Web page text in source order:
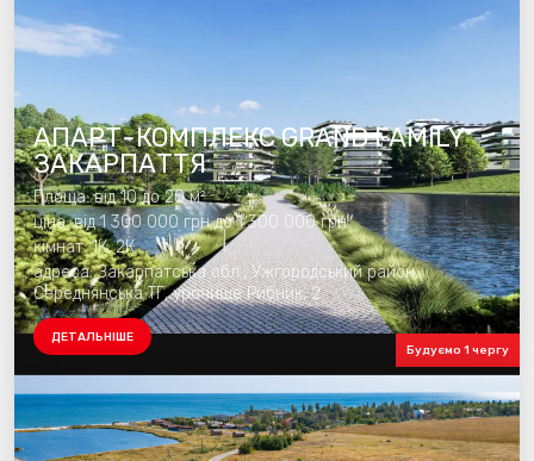
Будуємо 1 чергу
АПАРТ-КОМПЛЕКС GRAND FAMILY
ЗАКАРПАТТЯ
Площа: від 10 до 20 м²
ціна: від 1 300 000 грн до 1 300 000 грн
кімнат: 1К, 2К
адреса: Закарпатська обл., Ужгородський район,
Середнянська ТГ, урочище Рибник, 2
ДЕТАЛЬНІШЕ